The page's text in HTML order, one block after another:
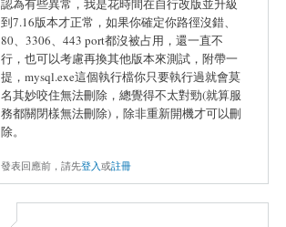
認為有些異常，我是花時間在自行改版並升級
到7.16版本才正常，如果你確定你路徑沒錯、
80、3306、443 port都沒被占用，還一直不
行，也可以考慮再換其他版本來測試，附帶一
提，mysql.exe這個執行檔你只要執行過就會莫
名其妙咬住無法刪除，總覺得不太對勁(就算服
務都關閉樣無法刪除)，除非重新開機才可以刪
除。
發表回應前，請先登入或註冊